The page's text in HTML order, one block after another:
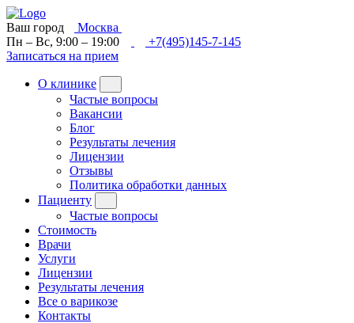
Ваш город
Москва
Пн – Вс, 9:00 – 19:00
+7(495)145-7-145
Записаться на прием
О клинике
Частые вопросы
Вакансии
Блог
Результаты лечения
Лицензии
Отзывы
Политика обработки данных
Пациенту
Частые вопросы
Стоимость
Врачи
Услуги
Лицензии
Результаты лечения
Все о варикозе
Контакты